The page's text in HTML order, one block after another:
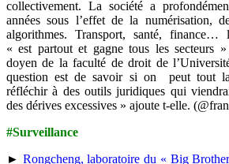
collectivement. La société a
années sous l’effet de la numérisation,
algorithmes. Transport, santé, finance…
« est partout et gagne tous les secteurs
doyen de la faculté de droit de
question est de savoir si on peut tout
réfléchir à des outils juridiques qui
des dérives excessives » ajoute t-elle.
#Surveillance
► Rongcheng, laboratoire du « Big